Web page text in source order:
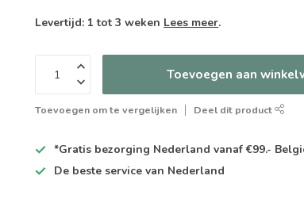
Levertijd: 1 tot 3 weken Lees meer.
Toevoegen aan
Toevoegen om te vergelijken Deel dit product
*Gratis bezorging Nederland vanaf €99.-
De beste service van Nederland